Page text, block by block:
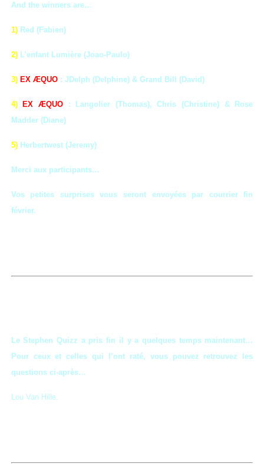
And the winners are…
1) Red (Fabien)
2)L’enfant Lumière (Joao-Paulo)
3) EX ÆQUO: JDelph (Delphine) & Grand Bill (David)
4) EX ÆQUO: Langolier (Thomas), Chris (Christine) &
Rose
Madder (Diane)
5) Herbertwest (Jeremy)
Merci aux participants…
Vos petites surprises vous seront envoyées par courrier fin
février.
Le Stephen Quizz a pris fin il y a quelques temps maintenant…
Pour ceux et celles qui l’ont raté, vous pouvez retrouvez les
questions ci-après…
Lou Van Hille.